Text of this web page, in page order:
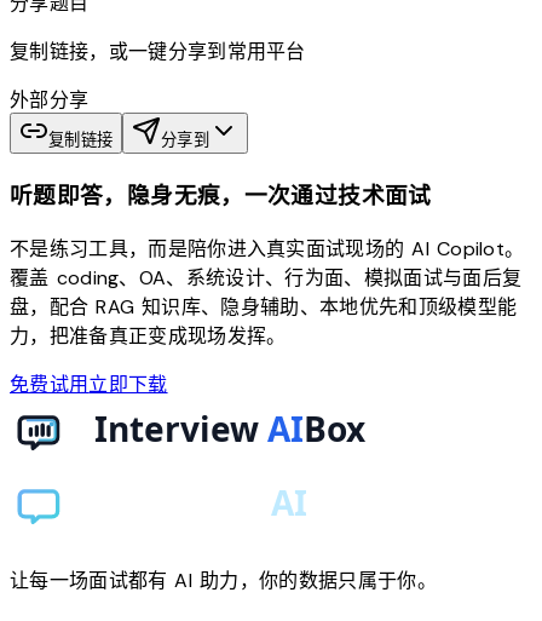
复制链接，或一键分享到常用平台
外部分享
复制链接 分享到
听题即答，隐身无痕，一次通过技术面试
不是练习工具，而是陪你进入真实面试现场的 AI Copilot。
覆盖 coding、OA、系统设计、行为面、模拟面试与面后复
盘，配合 RAG 知识库、隐身辅助、本地优先和顶级模型能
力，把准备真正变成现场发挥。
免费试用立即下载
让每一场面试都有 AI 助力，你的数据只属于你。